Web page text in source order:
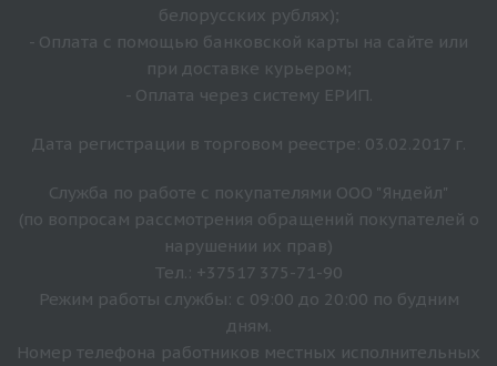
белорусских рублях);
- Оплата с помощью банковской карты на сайте или
при доставке курьером;
- Оплата через систему ЕРИП.
Дата регистрации в торговом реестре: 03.02.2017 г.
Служба по работе с покупателями ООО "Яндейл"
(по вопросам рассмотрения обращений покупателей о
нарушении их прав)
Тел.: +37517 375-71-90
Режим работы службы: с 09:00 до 20:00 по будним
дням.
Номер телефона работников местных исполнительных